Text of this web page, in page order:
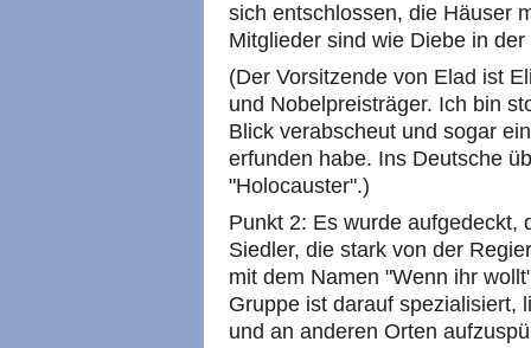
sich entschlossen, die Häuser
Mitglieder sind wie Diebe in
(Der Vorsitzende von Elad ist
und Nobelpreisträger. Ich bin
Blick verabscheut und sogar
erfunden habe. Ins Deutsche
"Holocauster".)
Punkt 2: Es wurde aufgedeckt,
Siedler, die stark von der
mit dem Namen "Wenn ihr
Gruppe ist darauf spezialisiert,
und an anderen Orten